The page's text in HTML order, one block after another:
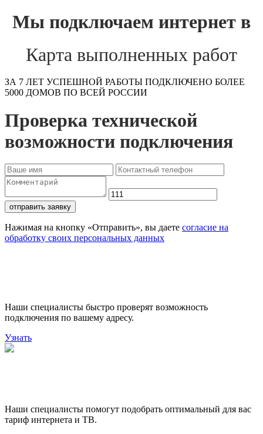
Мы подключаем интернет в
Карта выполненных работ
ЗА 7 ЛЕТ УСПЕШНОЙ РАБОТЫ ПОДКЛЮЧЕНО БОЛЕЕ
5000 ДОМОВ ПО ВСЕЙ РОССИИ
Проверка технической
возможности подключения
отправить заявку
Нажимая на кнопку «Отправить», вы даете согласие на
обработку своих персональных данных
Наши специалисты быстро проверят возможность
подключения по вашему адресу.
Узнать
Наши специалисты помогут подобрать оптимальный для вас
тариф интернета и ТВ.